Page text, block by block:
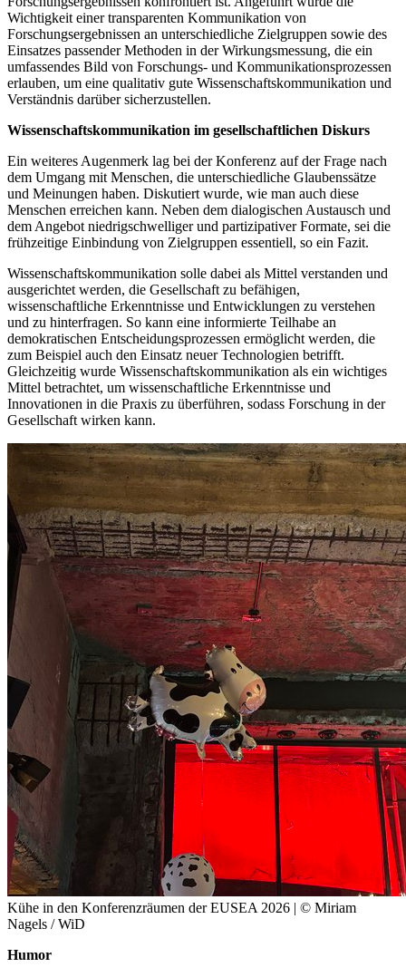
Wichtigkeit einer transparenten Kommunikation von
Forschungsergebnissen an unterschiedliche Zielgruppen sowie des
Einsatzes passender Methoden in der Wirkungsmessung, die ein
umfassendes Bild von Forschungs- und Kommunikationsprozessen
erlauben, um eine qualitativ gute Wissenschaftskommunikation und
Verständnis darüber sicherzustellen.
Wissenschaftskommunikation im gesellschaftlichen Diskurs
Ein weiteres Augenmerk lag bei der Konferenz auf der Frage nach
dem Umgang mit Menschen, die unterschiedliche Glaubenssätze
und Meinungen haben. Diskutiert wurde, wie man auch diese
Menschen erreichen kann. Neben dem dialogischen Austausch und
dem Angebot niedrigschwelliger und partizipativer Formate, sei die
frühzeitige Einbindung von Zielgruppen essentiell, so ein Fazit.
Wissenschaftskommunikation solle dabei als Mittel verstanden und
ausgerichtet werden, die Gesellschaft zu befähigen,
wissenschaftliche Erkenntnisse und Entwicklungen zu verstehen
und zu hinterfragen. So kann eine informierte Teilhabe an
demokratischen Entscheidungsprozessen ermöglicht werden, die
zum Beispiel auch den Einsatz neuer Technologien betrifft.
Gleichzeitig wurde Wissenschaftskommunikation als ein wichtiges
Mittel betrachtet, um wissenschaftliche Erkenntnisse und
Innovationen in die Praxis zu überführen, sodass Forschung in der
Gesellschaft wirken kann.
Kühe in den Konferenzräumen der EUSEA 2026 | © Miriam
Nagels / WiD
Humor